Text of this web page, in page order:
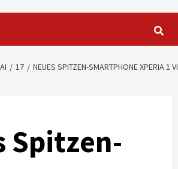
17
NEUES SPITZEN-SMARTPHONE XPERIA 1 VI
Spitzen-